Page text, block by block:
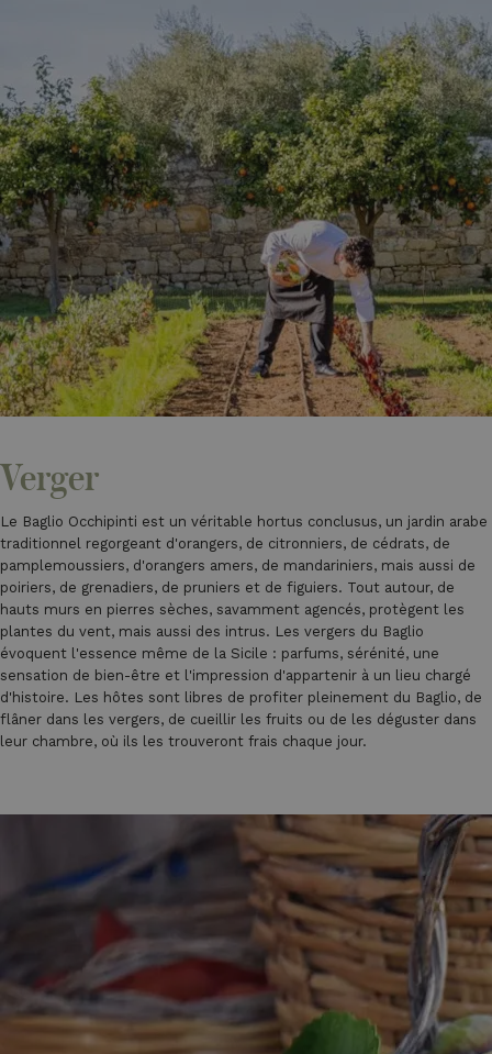
Verger
Le Baglio Occhipinti est un véritable hortus conclusus, un jardin arabe
traditionnel regorgeant d'orangers, de citronniers, de cédrats, de
pamplemoussiers, d'orangers amers, de mandariniers, mais aussi de
poiriers, de grenadiers, de pruniers et de figuiers. Tout autour, de
hauts murs en pierres sèches, savamment agencés, protègent les
plantes du vent, mais aussi des intrus. Les vergers du Baglio
évoquent l'essence même de la Sicile : parfums, sérénité, une
sensation de bien-être et l'impression d'appartenir à un lieu chargé
d'histoire. Les hôtes sont libres de profiter pleinement du Baglio, de
flâner dans les vergers, de cueillir les fruits ou de les déguster dans
leur chambre, où ils les trouveront frais chaque jour.